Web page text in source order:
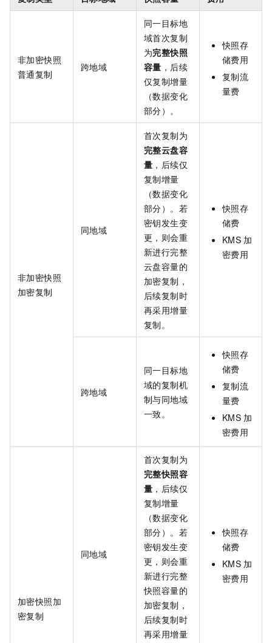
非加密快照
普通复制
跨地域
同一目标地
域首次复制
为完整快照
容量 ，后续
仅复制增量
（数据变化
部分）。
快照存
储费用
复制流
量费
非加密快照
加密复制
同地域
首次复制为
完整云盘容
量 ，后续仅
复制增量
（数据变化
部分）。若
密钥发生变
更，则会重
新进行完整
云盘容量的
加密复制，
后续复制时
再采用增量
复制。
快照存
储费
KMS 加
密费用
跨地域
同一目标地
域的复制机
制与同地域
一致。
快照存
储费
复制流
量费
KMS 加
密费用
加密快照加
密复制
同地域
首次复制为
完整快照容
量 ，后续仅
复制增量
（数据变化
部分）。若
密钥发生变
更，则会重
新进行完整
快照容量的
加密复制，
后续复制时
再采用增量
快照存
储费
KMS 加
密费用